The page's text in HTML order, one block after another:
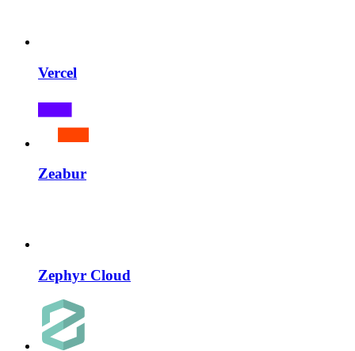
Vercel
Zeabur
Zephyr Cloud